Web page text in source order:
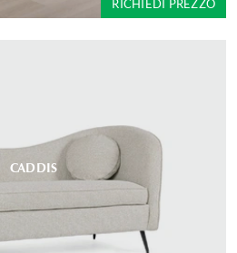
RICHIEDI PREZZO
CADDIS